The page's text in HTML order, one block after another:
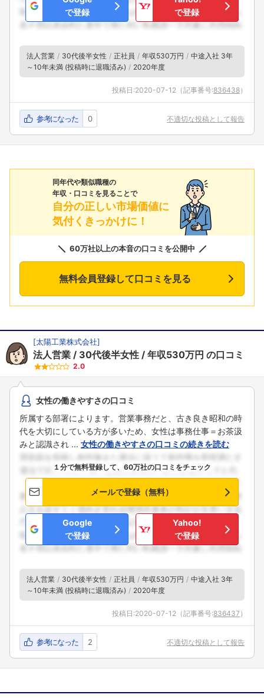
で登録
で登録
法人営業 30代後半女性 正社員 年収530万円
中途入社 3年
～10年未満 (投稿時に退職済み)
2020年度
投稿日:2020-07-12 （記事番号:836438）
参考になった 0 不適切な投稿として報告
同年代や類似職種の
年収・口コミを見ることで
自分の正しい市場価値に
気付くきっかけに！
60万社以上の本音の口コミを公開中
無料会員登録して口コミを見る
[太陽工業株式会社]
法人営業 30代後半女性 年収530万円 の口コミ
2.0
女性の働きやすさの口コミ
所属する部署によります。営業事務だと、古き良き昭和の時
代を大切にしている方が多いため、女性は事務仕事＝お茶汲
みと認識され ... 女性の働きやすさの口コミの続きを読む
１分で無料登録して、60万社の口コミをチェック
メールで登録（無料）
Google
で登録
Yahoo!
で登録
法人営業 30代後半女性 正社員 年収530万円
中途入社 3年
～10年未満 (投稿時に退職済み)
2020年度
投稿日:2020-07-12 （記事番号:836437 ）
参考になった 2 不適切な投稿として報告